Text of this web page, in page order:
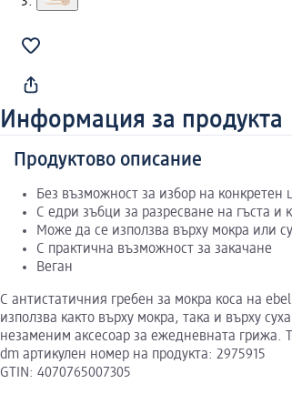
Информация за продукта
Продуктово описание
Без възможност за избор на конкретен
С едри зъбци за разресване на гъста и
Може да се използва върху мокра или
С практична възможност за закачане
Веган
С антистатичния гребен за мокра коса на
използва както върху мокра, така и върху
незаменим аксесоар за ежедневната грижа.
dm артикулен номер на продукта: 2975915
GTIN: 4070765007305